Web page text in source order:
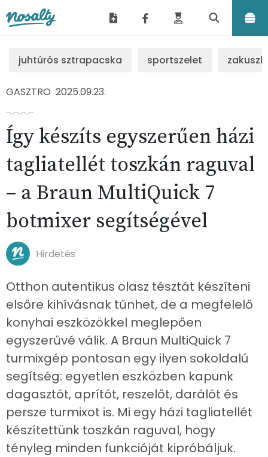
juhtúrós sztrapacska sportszelet
GASZTRO 2025.09.23.
Így készíts egyszerűen házi
tagliatellét toszkán raguval
– a Braun MultiQuick 7
botmixer segítségével
Hirdetés
Otthon autentikus olasz tésztát készíteni
elsőre kihívásnak tűnhet, de a megfelelő
konyhai eszközökkel meglepően
egyszerűvé válik. A Braun MultiQuick 7
turmixgép pontosan egy ilyen sokoldalú
segítség: egyetlen eszközben kapunk
dagasztót, aprítót, reszelőt, darálót és
persze turmixot is. Mi egy házi tagliatellét
készítettünk toszkán raguval, hogy
tényleg minden funkcióját kipróbáljuk.